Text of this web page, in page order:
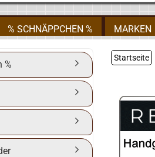
% SCHNÄPPCHEN % MARKEN
Startseite
%